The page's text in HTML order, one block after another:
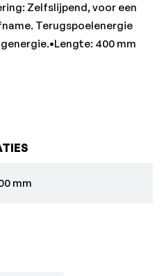
Zelfslijpend, voor een
Terugspoelenergie
400 mm
mm